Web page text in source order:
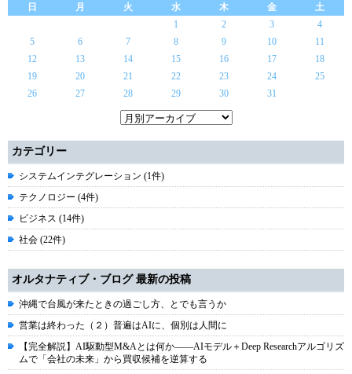
日
月 火 水 木 金
土
1
2 3
4
5
6 7 8 9 10
11
12
13 14 15 16 17
18
19
20 21 22 23 24
25
26
27 28 29 30 31
カテゴリー
システムインテグレーション (1件)
テクノロジー (4件)
ビジネス (14件)
社会 (22件)
オルタナティブ・ブログ 最新の投稿
沖縄で台風が来たときの過ごし方、とでも言うか
営業は終わった（２）普遍はAIに、個別は人間に
【完全解説】AI駆動型M&Aとは何か――AIモデル＋Deep Researchアルゴリズ
ムで「会社の未来」から買収候補を逆算する